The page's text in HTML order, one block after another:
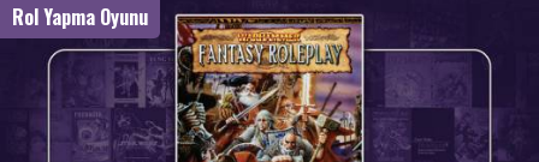
Rol Yapma Oyunu